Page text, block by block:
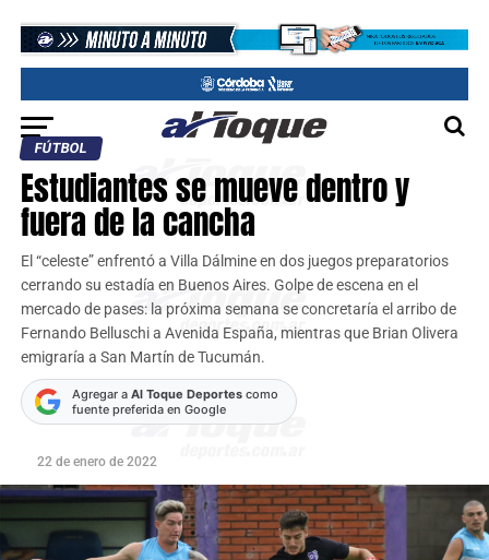
FÚTBOL
Estudiantes se mueve dentro y
fuera de la cancha
El “celeste” enfrentó a Villa Dálmine en dos juegos preparatorios
cerrando su estadía en Buenos Aires. Golpe de escena en el
mercado de pases: la próxima semana se concretaría el arribo de
Fernando Belluschi a Avenida España, mientras que Brian Olivera
emigraría a San Martín de Tucumán.
Agregar a Al Toque Deportescomo
fuente preferida en Google
22 de enero de 2022